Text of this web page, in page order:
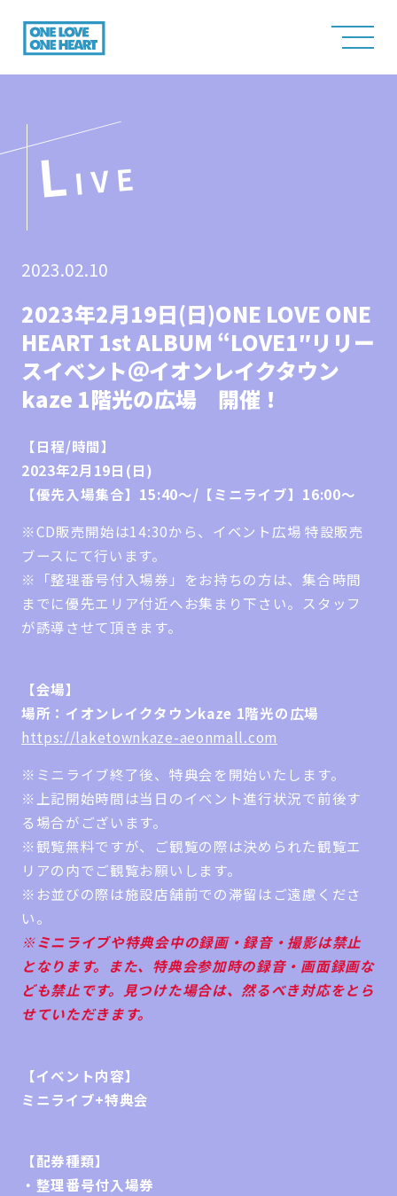
L IVE
2023.02.10
2023年2月19日(日)ONE LOVE ONE
HEART 1st ALBUM “LOVE1″リリー
スイベント＠イオンレイクタウン
kaze 1階光の広場 開催！
【日程/時間】
2023年2月19日(日)
【優先入場集合】15:40〜/【ミニライブ】16:00～
※CD販売開始は14:30から、イベント広場 特設販売
ブースにて行います。
※「整理番号付入場券」をお持ちの方は、集合時間
までに優先エリア付近へお集まり下さい。スタッフ
が誘導させて頂きます。
【会場】
場所：イオンレイクタウンkaze 1階光の広場
https://laketownkaze-aeonmall.com
※ミニライブ終了後、特典会を開始いたします。
※上記開始時間は当日のイベント進行状況で前後す
る場合がございます。
※観覧無料ですが、ご観覧の際は決められた観覧エ
リアの内でご観覧お願いします。
※お並びの際は施設店舗前での滞留はご遠慮くださ
い。
※ミニライブや特典会中の録画・録音・撮影は禁止
となります。また、特典会参加時の録音・画面録画な
ども禁止です。見つけた場合は、然るべき対応をとら
せていただきます。
【イベント内容】
ミニライブ+特典会
【配券種類】
・整理番号付入場券